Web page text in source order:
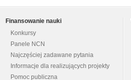
Finansowanie nauki
Konkursy
Panele NCN
Najczęściej zadawane pytania
Informacje dla realizujących projekty
Pomoc publiczna